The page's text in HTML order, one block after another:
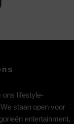
ons lifestyle-
staan open voor
entertainment,